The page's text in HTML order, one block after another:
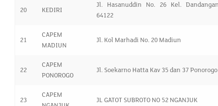
20 KEDIRI
Jl. Hasanuddin No. 26 Kel.
64122
21
CAPEM
MADIUN
Jl. Kol Marhadi No. 20 Madiun
22
CAPEM
PONOROGO
Jl. Soekarno Hatta Kav 35 dan 37 Ponorogo
23
CAPEM
JL GATOT SUBROTO NO 52 NGANJUK